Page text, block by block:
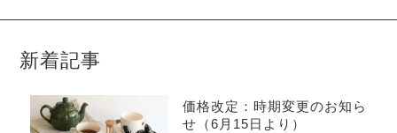
新着記事
価格改定：時期変更のお知ら
せ（6月15日より）